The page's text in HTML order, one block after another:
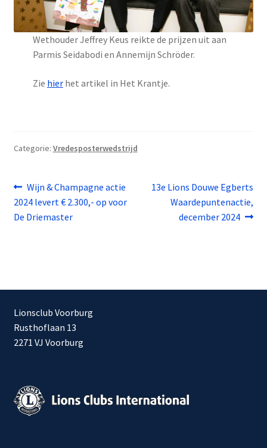
Wethouder Jeffrey Keus reikte de prijzen uit aan
Parmis Seidabodi en Annemijn Schröder.
Zie hierhet artikel in Het Krantje.
Categorie: Vredesposterwedstrijd
Bericht
navigatie
Vorig
bericht:
Wijn & Champagne actie
2024 levert € 2.300,- op voor
De Driemaster
Volgend
bericht:
13e Lions Douwe Egberts
Waardepuntenactie,
december 2024
Lionsclub Voorburg
Rusthoflaan 13
2271 VJ Voorburg